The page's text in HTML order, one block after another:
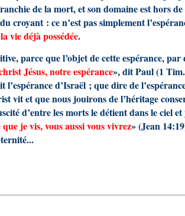
de la mort, et son domaine est hors
croyant : ce n’est pas simplement
vie déjà possédée.
parce que l’objet de cette espérance, par
Jésus, notre espérance», dit Paul (1
l’espérance d’Israël ; que dire de
vit et que nous jouirons de l’héritage
d’entre les morts le détient dans le ciel
je vis, vous aussi vous vivrez» (Jean